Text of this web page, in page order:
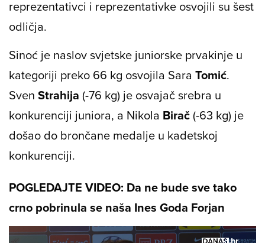
reprezentativci i reprezentativke osvojili su šest
odličja.
Sinoć je naslov svjetske juniorske prvakinje u
kategoriji preko 66 kg osvojila Sara Tomić.
Sven Strahija (-76 kg) je osvajač srebra u
konkurenciji juniora, a Nikola Birač(-63 kg) je
došao do brončane medalje u kadetskoj
konkurenciji.
POGLEDAJTE VIDEO: Da ne bude sve tako
crno pobrinula se naša Ines Goda Forjan